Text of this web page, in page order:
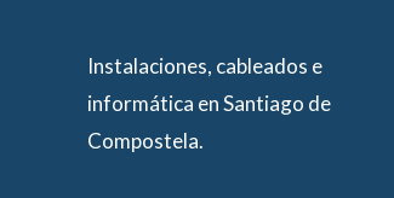
Instalaciones, cableados e
informática en Santiago de
Compostela.